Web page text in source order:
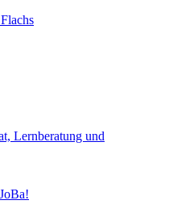
Lernberatung und